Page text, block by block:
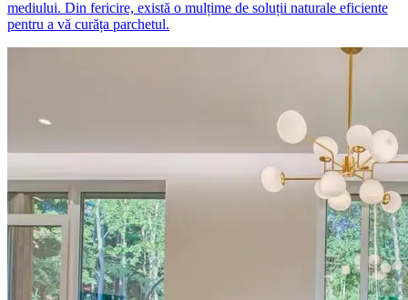
mediului. Din fericire, există o mulțime de soluții naturale eficiente
pentru a vă curăța parchetul.